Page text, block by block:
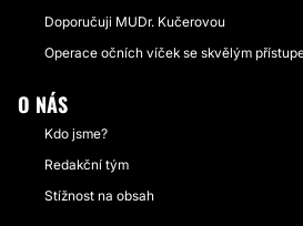
Doporučuji MUDr. Kučerovou
Operace očních víček se skvělým
O NÁS
Kdo jsme?
Redakční tým
Stížnost na obsah